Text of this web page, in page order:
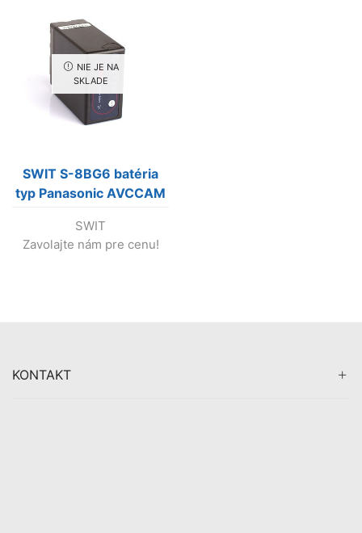
NIE JE NA
SKLADE
SWIT S-8BG6 batéria
typ Panasonic AVCCAM
predaj skončili!!!)
SWIT
Zavolajte nám pre cenu!
KONTAKT